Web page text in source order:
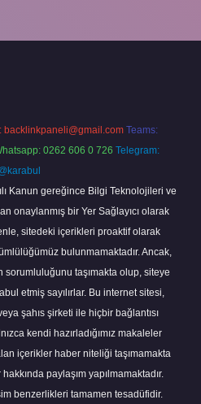
backlinkpaneli@gmail.com Teams:
0262 606 0 726 Telegram:
Kanun gereğince Bilgi Teknolojileri ve
onaylanmış bir Yer Sağlayıcı olarak
sitedeki içerikleri proaktif olarak
bulunmamaktadır. Ancak,
sorumluluğunu taşımakta olup, siteye
etmiş sayılırlar. Bu internet sitesi,
şahıs şirketi ile hiçbir bağlantısı
kendi hazırladığımız makaleler
içerikler haber niteliği taşımamakta
paylaşım yapılmamaktadır.
benzerlikleri tamamen tesadüfidir.